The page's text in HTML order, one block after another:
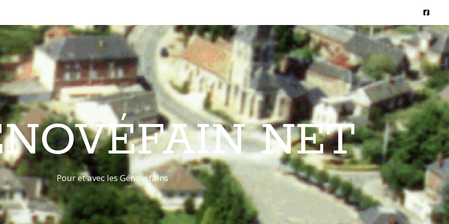
NET
Pour et avec les Génovéfains